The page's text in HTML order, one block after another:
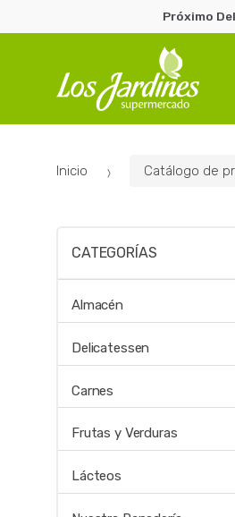
Próximo
Inicio Catálogo de
CATEGORÍAS
Almacén
Delicatessen
Carnes
Frutas y Verduras
Lácteos